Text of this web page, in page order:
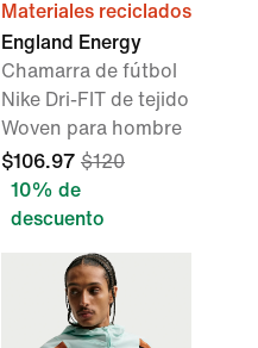
Materiales reciclados
England Energy
Chamarra de fútbol
Nike Dri-FIT de tejido
Woven para hombre
$106.97 $120
10% de
descuento